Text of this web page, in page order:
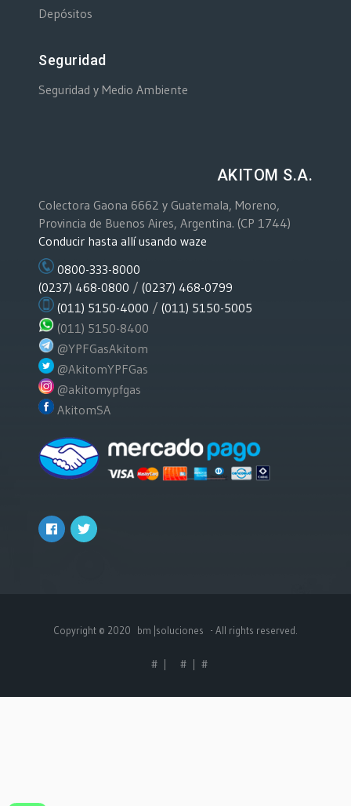
Depósitos
Seguridad
Seguridad y Medio Ambiente
AKITOM S.A.
Colectora Gaona 6662 y Guatemala, Moreno,
Provincia de Buenos Aires, Argentina. (CP 1744)
Conducir hasta allí usando waze
0800-333-8000
(0237) 468-0800 / (0237) 468-0799
(011) 5150-4000 / (011) 5150-5005
(011) 5150-8400
@YPFGasAkitom
@AkitomYPFGas
@akitomypfgas
AkitomSA
Copyright © 2020 bm |soluciones - All rights reserved.
# # #